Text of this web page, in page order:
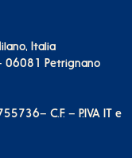
Italia
06081 Petrignano
– C.F. – P.IVA IT e